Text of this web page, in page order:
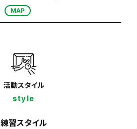
MAP
活動スタイル
style
練習スタイル